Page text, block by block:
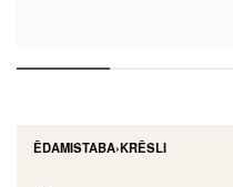
ĒDAMISTABA›KRĒSLI